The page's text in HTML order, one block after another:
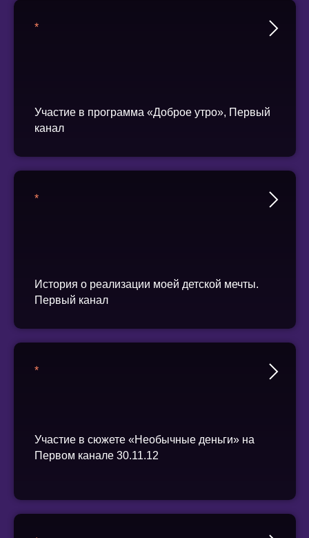
*
Участие в программа «Доброе утро», Первый
канал
*
История о реализации моей детской мечты.
Первый канал
*
Участие в сюжете «Необычные деньги» на
Первом канале 30.11.12